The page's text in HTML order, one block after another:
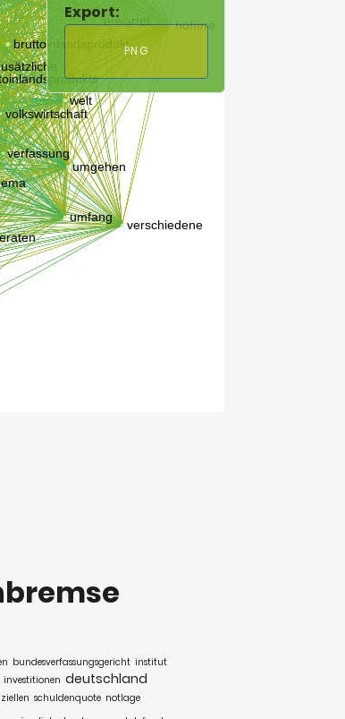
Export:
PNG
bundesverfassungsgericht institut
investitionen deutschland
schuldenquote notlage